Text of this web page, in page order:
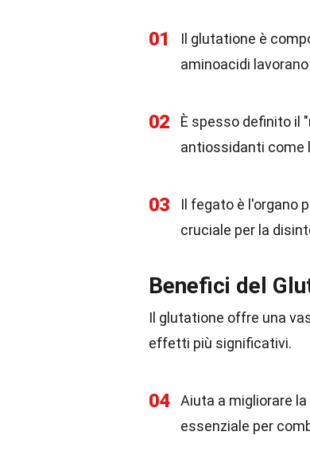
01
Il glutatione è
aminoacidi
02
È spesso definito il
antiossidanti come
03
Il fegato è l'organo
cruciale per la
Benefici del
Il glutatione offre una
effetti più significativi.
04
Aiuta a migliorare
essenziale per